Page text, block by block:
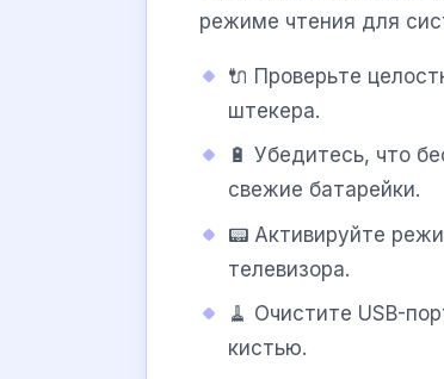
режиме чтения для
🔌 Проверьте
штекера.
🔋 Убедитесь, что
свежие батарейки.
📟 Активируйте
телевизора.
🧹 Очистите USB-
кистью.